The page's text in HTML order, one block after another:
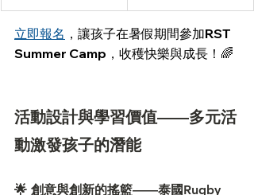
立即報名 ，讓孩子在暑假期間參加RST
Summer Camp，收穫快樂與成長！🌈
活動設計與學習價值——多元活
動激發孩子的潛能
🌟 創意與創新的搖籃——泰國Rugby